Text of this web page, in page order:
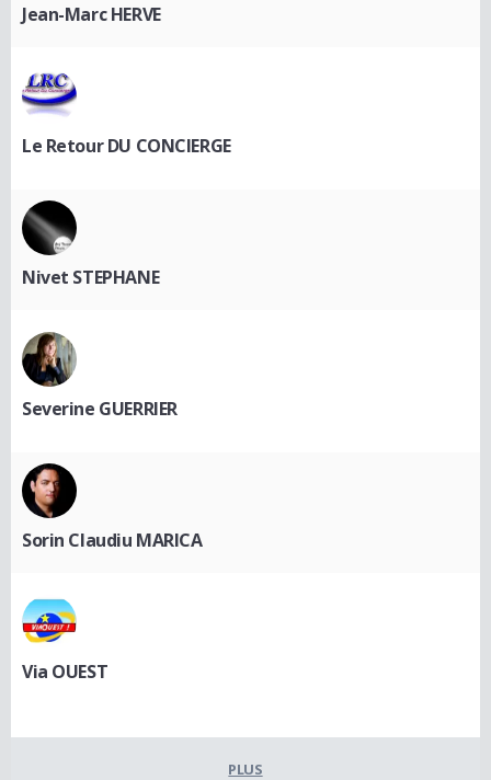
Jean-Marc HERVE
Le Retour DU CONCIERGE
Nivet STEPHANE
Severine GUERRIER
Sorin Claudiu MARICA
Via OUEST
PLUS